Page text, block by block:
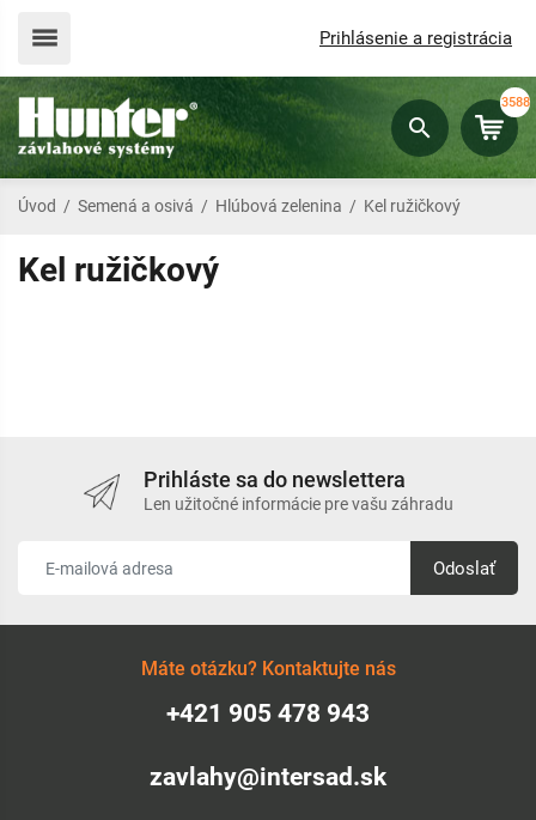
Prihlásenie a registrácia
3588
Úvod / Semená a osivá / Hlúbová zelenina / Kel ružičkový
Kel ružičkový
Prihláste sa do newslettera
Len užitočné informácie pre vašu záhradu
Odoslať
Máte otázku? Kontaktujte nás
+421 905 478 943
zavlahy@intersad.sk